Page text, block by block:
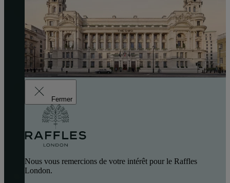
Fermer
Nous vous remercions de votre intérêt pour le Raffles
London.